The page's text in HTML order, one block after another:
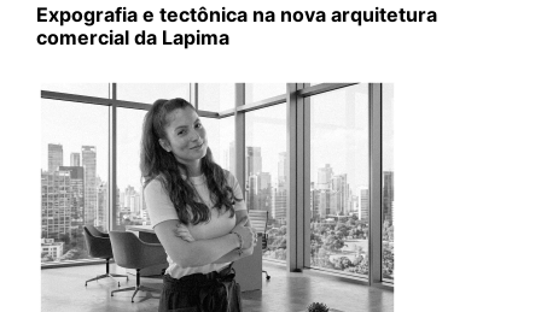
Expografia e tectônica na nova arquitetura
comercial da Lapima